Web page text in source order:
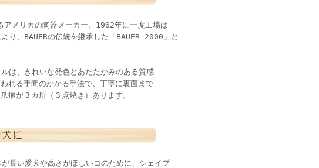
アメリカの陶器メーカー。1962年に一度工場は
、BAUERの伝統を継承した「BAUER 2000」と
は、きれいな発色とあたたかみのある質感
れる手間のかかる手法で、丁寧に裏面まで
痕が３カ所（３点焼き）あります。
が長い愛犬や高さがほしいコのために、シェイプ